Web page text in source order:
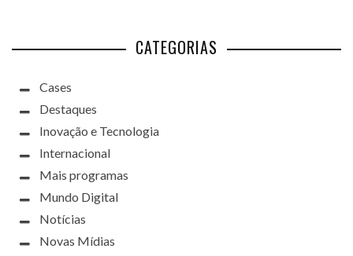
CATEGORIAS
Cases
Destaques
Inovação e Tecnologia
Internacional
Mais programas
Mundo Digital
Notícias
Novas Mídias